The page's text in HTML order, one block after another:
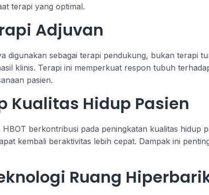
terapi yang optimal.
Adjuvan
digunakan sebagai terapi pendukung, bukan terapi
klinis. Terapi ini memperkuat respon tubuh
pasien.
Kualitas Hidup Pasien
berkontribusi pada peningkatan kualitas hidup
kembali beraktivitas lebih cepat. Dampak ini
Ruang